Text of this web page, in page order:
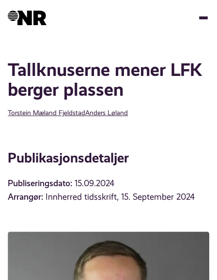
Tallknuserne mener LFK
berger plassen
Torstein Mæland FjeldstadAnders Løland
Publikasjonsdetaljer
Publiseringsdato: 15.09.2024
Arrangør: Innherred tidsskrift, 15. September 2024